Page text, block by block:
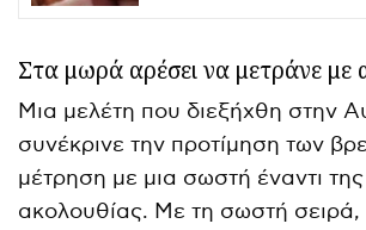
Στα μωρά αρέσει να μετράνε με
Μια μελέτη που διεξήχθη στην
συνέκρινε την προτίμηση των
μέτρηση με μια σωστή έναντι
ακολουθίας. Με τη σωστή σειρά,